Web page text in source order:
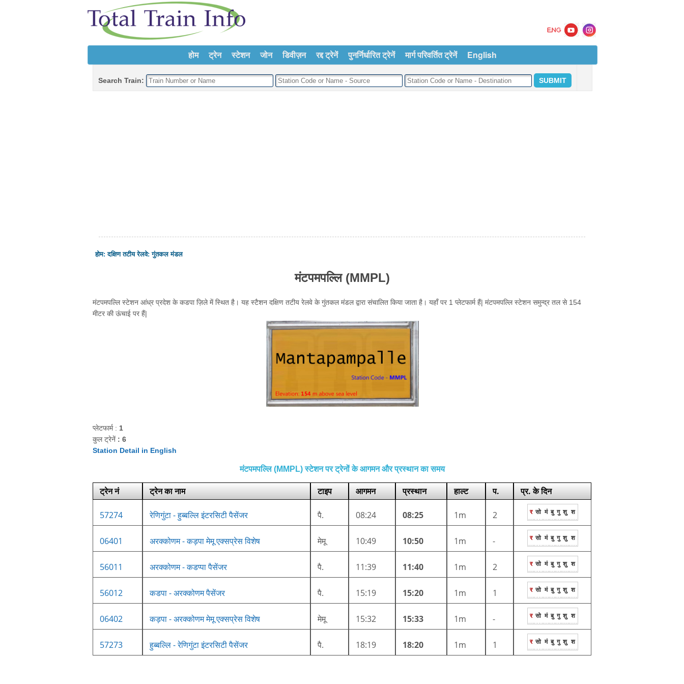
होम ट्रेन स्टेशन जोन डिवीज़न रद्द ट्रेनें पुनर्निर्धारित ट्रेनें मार्ग परिवर्तित ट्रेनें English
Search Train:
होम:दक्षिण तटीय रेलवे:गुंतकल मंडल
मंटपमपल्लि (MMPL)
मंटपमपल्लि स्टेशन आंध्र प्रदेश के कडपा ज़िले में स्थित है। यह स्टैशन दक्षिण तटीय रेलवे के गुंतकल मंडल द्वारा संचालित किया जाता है। यहाँ पर 1 प्लेटफार्म हैं| मंटपमपल्लि स्टेशन समुन्द्र तल से 154
मीटर की ऊंचाई पर हैं|
प्लेटफार्म : 1
कुल ट्रेनें : 6
Station Detail in English
मंटपमपल्लि (MMPL) स्टेशन पर ट्रेनों के आगमन और प्रस्थान का समय
ट्रेन नं ट्रेन का नाम टाइप आगमन प्रस्थान हाल्ट प. प्र. के दिन
57274 रेणिगुंटा - हुब्बल्लि इंटरसिटी पैसेंजर पै. 08:24 08:25 1m 2 र सो मं बु गु शु श
06401 अरक्कोणम - कड़पा मेमू एक्सप्रेस विशेष मेमू 10:49 10:50 1m - र सो मं बु गु शु श
56011 अरक्कोणम - कडप्पा पैसेंजर पै. 11:39 11:40 1m 2 र सो मं बु गु शु श
56012 कडपा - अरक्कोणम पैसेंजर पै. 15:19 15:20 1m 1 र सो मं बु गु शु श
06402 कड़पा - अरक्कोणम मेमू एक्सप्रेस विशेष मेमू 15:32 15:33 1m - र सो मं बु गु शु श
57273 हुब्बल्लि - रेणिगुंटा इंटरसिटी पैसेंजर पै. 18:19 18:20 1m 1 र सो मं बु गु शु श